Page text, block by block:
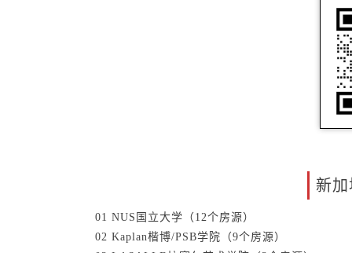
新
01 NUS国立大学（12个房源）
02 Kaplan楷博/PSB学院（9个房源）